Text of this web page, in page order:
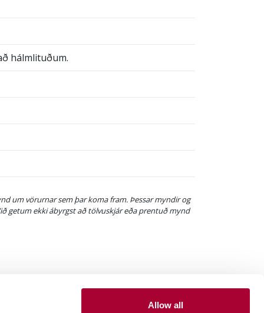
Allow all
hálmlituðum.
um vörurnar sem þar koma fram. Þessar myndir og
getum ekki ábyrgst að tölvuskjár eða prentuð mynd